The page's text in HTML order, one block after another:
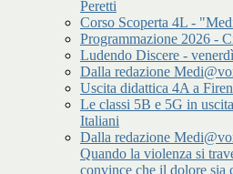
Peretti
Corso Scoperta 4L -
Programmazione 2026 -
Ludendo Discere -
Dalla redazione
Uscita didattica 4A a
Le classi 5B e 5G in
Italiani
Dalla redazione
Quando la violenza si
convince che il dolore sia